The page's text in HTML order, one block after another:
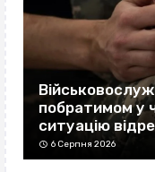
побратимом у
ситуацію
6 Серпня 2026